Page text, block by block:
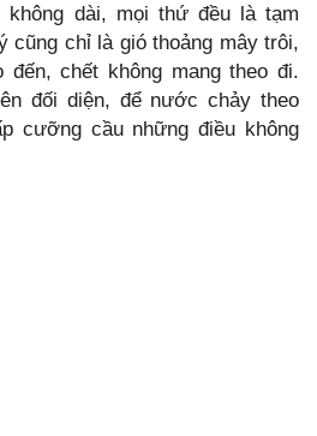
dài, mọi thứ đều là tạm
cũng chỉ là gió thoảng mây trôi,
đến, chết không mang theo đi.
đối diện, để nước chảy theo
cưỡng cầu những điều không